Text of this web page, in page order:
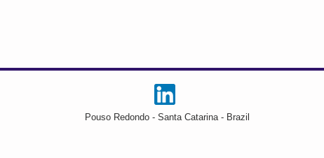
Pouso Redondo - Santa Catarina - Brazil